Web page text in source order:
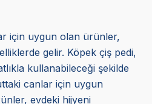
için uygun olan ürünler,
gelir. Köpek çiş pedi,
kullanabileceği şekilde
canlar için uygun
evdeki hijyeni